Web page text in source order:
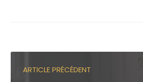
ARTICLE PRÉCÉDENT